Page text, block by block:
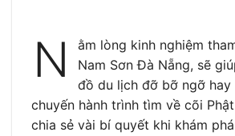
N
ằm lòng kinh nghiệm
Nam Sơn Đà Nẵng, sẽ
đồ du lịch đỡ bỡ ngỡ hay
chuyến hành trình tìm về cõi
chia sẻ vài bí quyết khi khám